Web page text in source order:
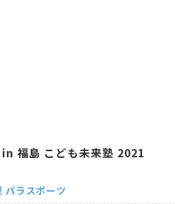
福島 こども未来塾 2021
パラスポーツ